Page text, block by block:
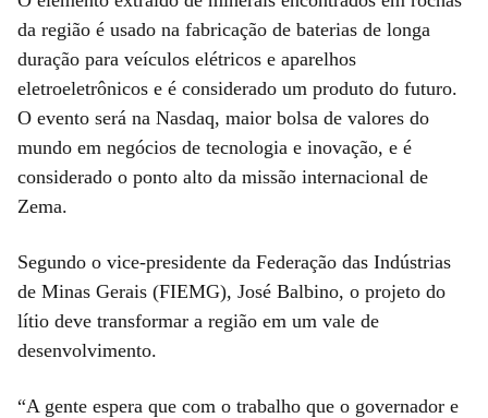
da região é usado na fabricação de baterias de longa
duração para veículos elétricos e aparelhos
eletroeletrônicos e é considerado um produto do futuro.
O evento será na Nasdaq, maior bolsa de valores do
mundo em negócios de tecnologia e inovação, e é
considerado o ponto alto da missão internacional de
Zema.
Segundo o vice-presidente da Federação das Indústrias
de Minas Gerais (FIEMG), José Balbino, o projeto do
lítio deve transformar a região em um vale de
desenvolvimento.
“A gente espera que com o trabalho que o governador e